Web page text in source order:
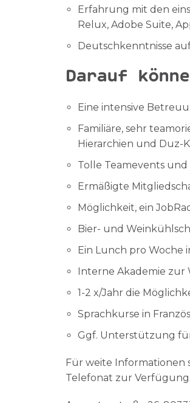
Erfahrung mit den
Relux, Adobe Suite,
Deutschkenntnisse
Darauf
Eine intensive
Familiäre, sehr
Hierarchien und Duz-
Tolle Teamevents
Ermäßigte
Möglichkeit, ein
Bier- und
Ein Lunch pro Woche
Interne Akademie
1-2 x/Jahr die
Sprachkurse in
Ggf. Unterstützung
Für weite Informationen
Telefonat zur Verfügung.